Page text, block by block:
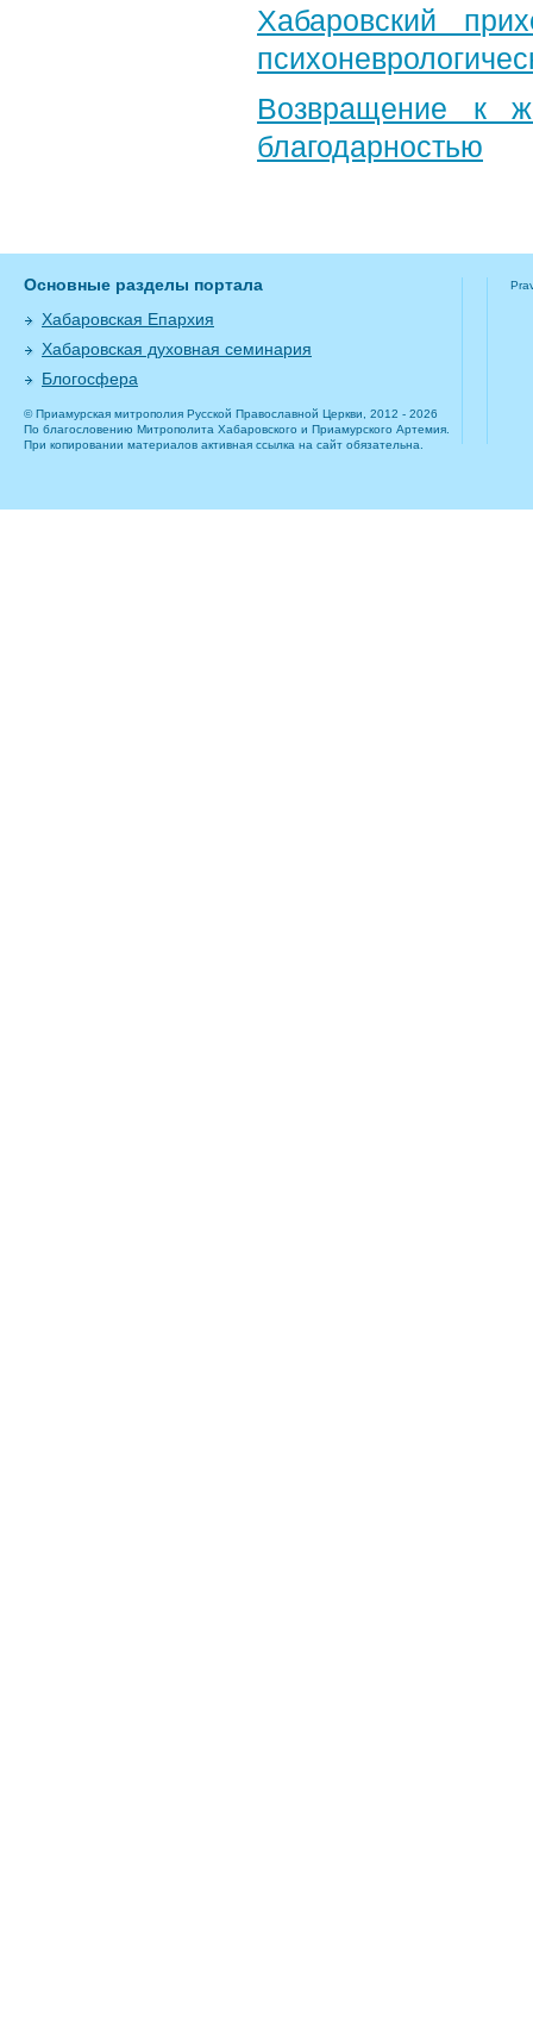
Хабаровский
Возвращение к
благодарностью
Основные разделы портала
Хабаровская Епархия
Хабаровская духовная семинария
Блогосфера
© Приамурская митрополия Русской Православной Церкви, 2012 - 2026
По благословению Митрополита Хабаровского и Приамурского Артемия.
При копировании материалов активная ссылка на сайт обязательна.